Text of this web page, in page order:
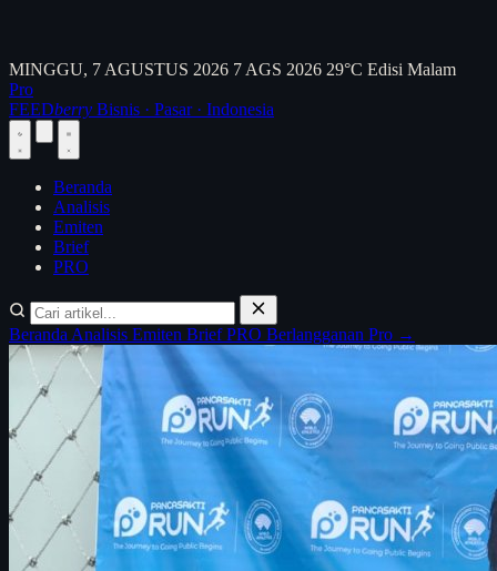
MINGGU, 7 AGUSTUS 2026 7 AGS 2026 29°C Edisi Malam
Pro
FEEDberry Bisnis · Pasar · Indonesia
Beranda
Analisis
Emiten
Brief
PRO
Beranda Analisis Emiten BriefPRO Berlangganan Pro →